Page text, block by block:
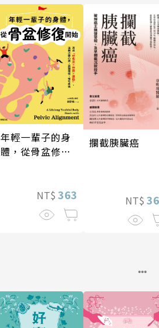
年輕一輩子的身
體，從骨盆修復
動」，遠離小腹
凸出、肩頸僵
硬、慢性疼痛
NT$ 363
攔截胰臟癌
NT$